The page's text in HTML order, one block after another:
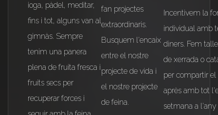
ioga, pàdel, meditar,
fins i tot, alguns van al
gimnàs. Sempre
tenim una panera
plena de fruita fresca i
fruits secs per
recuperar forces i
fan projectes
extraordinaris.
Busquem l'encaix
entre el nostre
projecte de vida i
el nostre projecte
de feina.
Incentivem la
individual amb
diners. Fem
de xerrada o
per compartir
après amb tot
setmana a